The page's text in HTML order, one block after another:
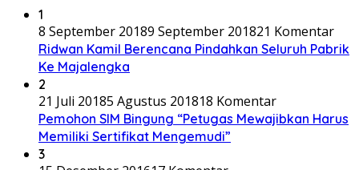
1
8 September 20189 September 201821 Komentar
Ridwan Kamil Berencana Pindahkan Seluruh Pabrik
Ke Majalengka
2
21 Juli 20185 Agustus 201818 Komentar
Pemohon SIM Bingung “Petugas Mewajibkan Harus
Memiliki Sertifikat Mengemudi”
3